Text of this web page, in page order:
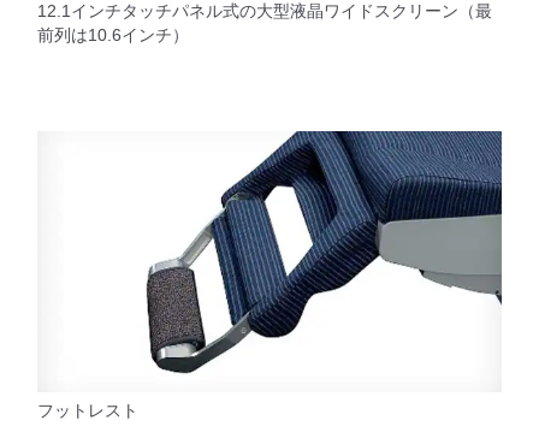
12.1インチタッチパネル式の大型液晶ワイドスクリーン（最
前列は10.6インチ）
フットレスト